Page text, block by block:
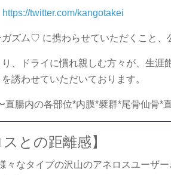
https://twitter.com/kangotakei
ズム♡ に携わらせていただくこと、
、ドライに慣れ親しむ方々が、生
誘わせていただいております。
直腸内の各部位*内膜*襞群*尾骨仙骨*
スとの距離感】
々なタイプの沢山のアネロスユーザ